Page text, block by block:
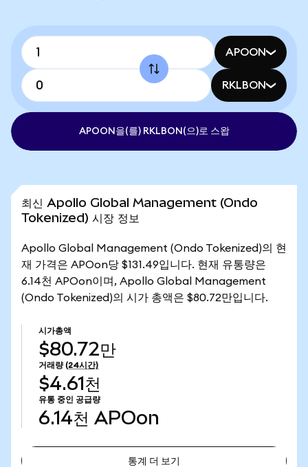
APOON
RKLBON
APOON을(를) RKLBON(으)로 스왑
최신 Apollo Global Management (Ondo
Tokenized) 시장 정보
Apollo Global Management (Ondo Tokenized)의 현
재 가격은 APOon당 $131.49입니다. 현재 유통량은
6.14천 APOon이며, Apollo Global Management
(Ondo Tokenized)의 시가 총액은 $80.72만입니다.
시가총액
$80.72만
거래량 (24시간)
$4.61천
유통 중인 공급량
6.14천 APOon
통계 더 보기